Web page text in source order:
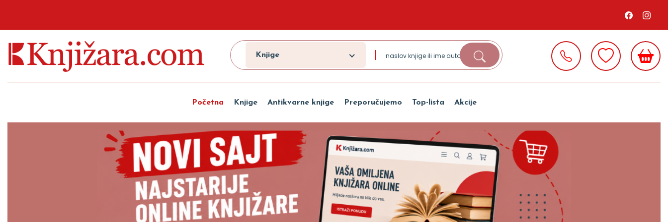
Knjige
Početna Knjige Antikvarne knjige Preporučujemo Top-lista Akcije